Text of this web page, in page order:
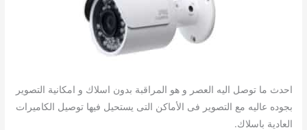
احدث ما توصل اليه العصر و هو المراقبة بدون اسلاك و امكانية التصوير
بجوده عاليه مع التصوير فى الأماكن التى يستحيل فيها توصيل الكاميرات
العادية باسلاك.